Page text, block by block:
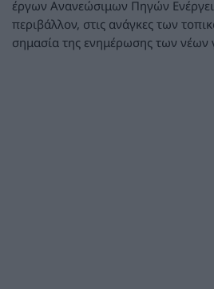
έργων Ανανεώσιμων Πηγών
περιβάλλον, στις ανάγκες των
σημασία της ενημέρωσης των νέων